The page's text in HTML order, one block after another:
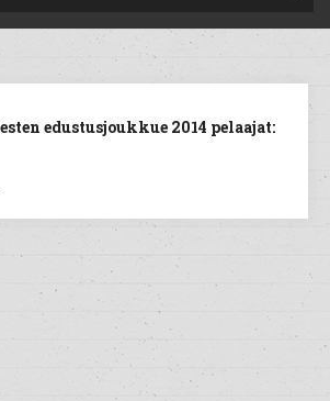
edustusjoukkue 2014 pelaajat: